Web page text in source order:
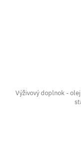
Výživový doplnok -